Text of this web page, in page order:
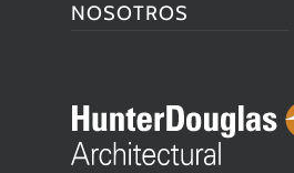
NOSOTROS